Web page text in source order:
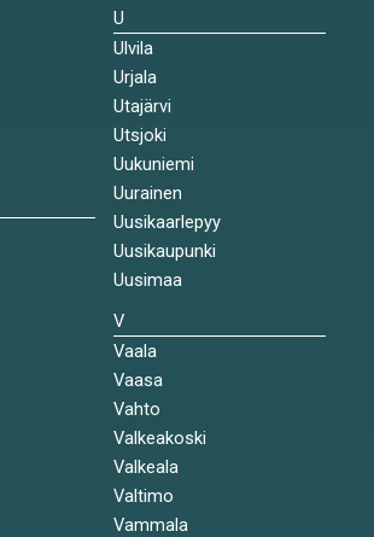
U
Ulvila
Urjala
Utajärvi
Utsjoki
Uukuniemi
Uurainen
Uusikaarlepyy
Uusikaupunki
Uusimaa
V
Vaala
Vaasa
Vahto
Valkeakoski
Valkeala
Valtimo
Vammala